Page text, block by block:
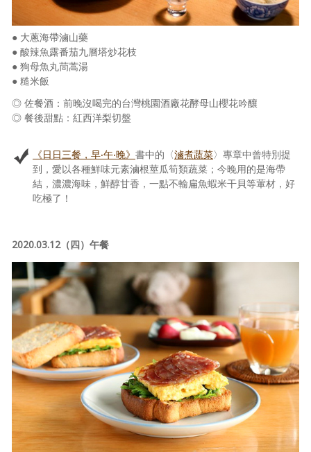
● 大蔥海帶滷山藥
● 酸辣魚露番茄九層塔炒花枝
● 狗母魚丸茼蒿湯
● 糙米飯
◎ 佐餐酒：前晚沒喝完的台灣桃園酒廠花酵母山櫻花吟釀
◎ 餐後甜點：紅西洋梨切盤
《日日三餐，早‧午‧晚》 書中的〈滷煮蔬菜〉專章中曾特別提
到，愛以各種鮮味元素滷根莖瓜筍類蔬菜；今晚用的是海帶
結，濃濃海味，鮮醇甘香，一點不輸扁魚蝦米干貝等葷材，好
吃極了！
2020.03.12（四）午餐